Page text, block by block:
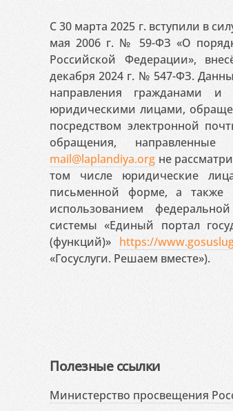
С 30 марта 2025 г. вступили в
мая 2006 г. № 59-ФЗ «О
Российской Федерации»,
декабря 2024 г. № 547-ФЗ.
направления гражданами
юридическими лицами,
посредством электронной
обращения,
mail@laplandiya.org не
том числе юридические
письменной форме, а также
использованием
системы «Единый портал
(функций)» https://
«Госуслуги. Решаем вместе»).
Полезные ссылки
Министерство просвещения